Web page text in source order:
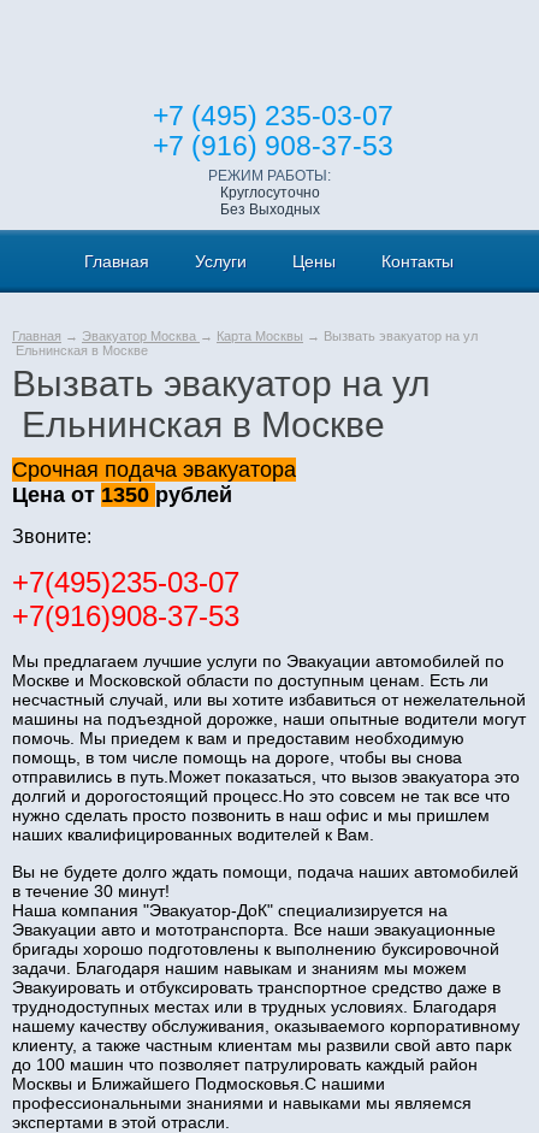
+7 (495) 235-03-07
+7 (916) 908-37-53
РЕЖИМ РАБОТЫ:
Круглосуточно
Без Выходных
Главная Услуги Цены Контакты
Главная → Эвакуатор Москва → Карта Москвы → Вызвать эвакуатор на ул
Ельнинская в Москве
Вызвать эвакуатор на ул
Ельнинская в Москве
Срочная подача эвакуатора
Цена от 1350 рублей
Звоните:
+7(495)235-03-07
+7(916)908-37-53
Мы предлагаем лучшие услуги по Эвакуации автомобилей по
Москве и Московской области по доступным ценам. Есть ли
несчастный случай, или вы хотите избавиться от нежелательной
машины на подъездной дорожке, наши опытные водители могут
помочь. Мы приедем к вам и предоставим необходимую
помощь, в том числе помощь на дороге, чтобы вы снова
отправились в путь.Может показаться, что вызов эвакуатора это
долгий и дорогостоящий процесс.Но это совсем не так все что
нужно сделать просто позвонить в наш офис и мы пришлем
наших квалифицированных водителей к Вам.
Вы не будете долго ждать помощи, подача наших автомобилей
в течение 30 минут!
Наша компания "Эвакуатор-ДоК" специализируется на
Эвакуации авто и мототранспорта. Все наши эвакуационные
бригады хорошо подготовлены к выполнению буксировочной
задачи. Благодаря нашим навыкам и знаниям мы можем
Эвакуировать и отбуксировать транспортное средство даже в
труднодоступных местах или в трудных условиях. Благодаря
нашему качеству обслуживания, оказываемого корпоративному
клиенту, а также частным клиентам мы развили свой авто парк
до 100 машин что позволяет патрулировать каждый район
Москвы и Ближайшего Подмосковья.С нашими
профессиональными знаниями и навыками мы являемся
экспертами в этой отрасли.